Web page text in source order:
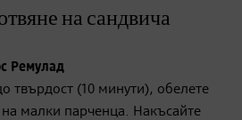
на сандвича
Ремулад
твърдост (10 минути), обелете
на малки парченца. Накъсайте